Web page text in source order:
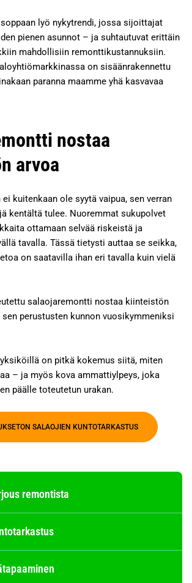
lyö nykytrendi, jossa sijoittajat
pienen asunnot – ja suhtautuvat erittäin
mahdollisiin remonttikustannuksiin.
on sisäänrakennettu
paranna maamme yhä kasvavaa
nostaa
arvoa
kuitenkaan ole syytä vaipua, sen verran
kentältä tulee. Nuoremmat sukupolvet
ottamaan selvää riskeistä ja
tavalla. Tässä tietysti auttaa se seikka,
on saatavilla ihan eri tavalla kuin vielä
salaojaremontti nostaa kiinteistön
sen perustusten kunnon vuosikymmeniksi
on pitkä kokemus siitä, miten
– ja myös kova ammattiylpeys, joka
päälle toteutetun urakan.
SALAOJIEN KUNTOTARKASTUS
remontista